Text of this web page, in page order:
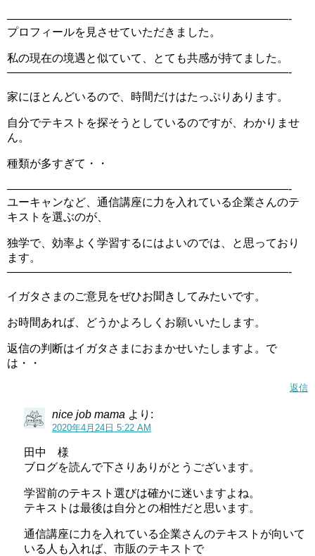
—————————————————————————-
プロフィールを見させていただきました。
私の現在の境遇と似ていて、とても共感が持てました。
—————————————————————————-
家にほとんどいるので、時間だけはたっぷりあります。
自分でテキストを探そうとしているのですが、わかりませ
ん。
種類が多すぎて・・
—————————————————————————-
ユーキャンなど、通信講座に力を入れている企業さんのテ
キストを選ぶのが、
独学で、効率よく学習するにはよいのでは、と思っており
ます。
—————————————————————————-
イガタさまのご意見をぜひお聞きしてみたいです。
お時間あれば、どうかよろしくお願いいたします。
返信の判断はイガタさまにおまかせいたしますよ。で
は・・
返信
nice job mama より:
2020年4月24日 5:22 AM
田中 様
ブログを読んで下さりありがとうございます。
学習前のテキスト選びは確かに迷いますよね。
テキストは最後は自分との相性だと思います。
通信講座に力を入れている企業さんのテキストが向いて
いる人も入れば、市販のテキストで